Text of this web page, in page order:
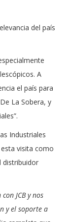
del país
A
el país para
La Sobera, y
Industriales
visita como
distribuidor
JCB y nos
y el soporte a